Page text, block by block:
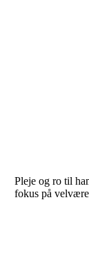
Pleje og ro til
fokus på velvære